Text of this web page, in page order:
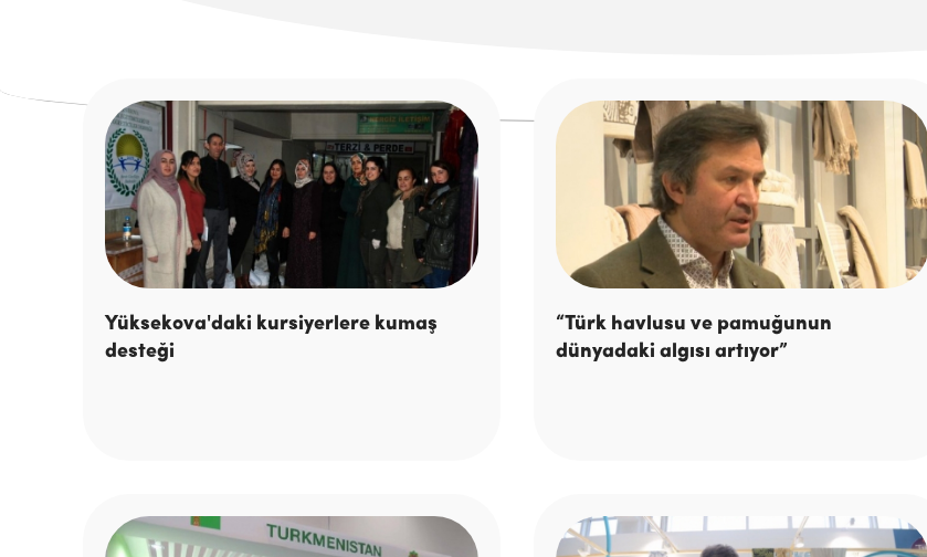
Yüksekova'daki kursiyerlere kumaş
desteği
“Türk havlusu ve pamuğunun
dünyadaki algısı artıyor”